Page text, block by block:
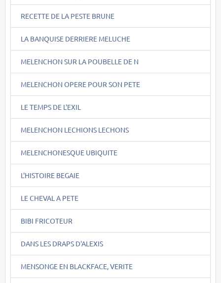
RECETTE DE LA PESTE BRUNE
LA BANQUISE DERRIERE MELUCHE
MELENCHON SUR LA POUBELLE DE N
MELENCHON OPERE POUR SON PETE
LE TEMPS DE L'EXIL
MELENCHON LECHIONS LECHONS
MELENCHONESQUE UBIQUITE
L'HISTOIRE BEGAIE
LE CHEVAL A PETE
BIBI FRICOTEUR
DANS LES DRAPS D'ALEXIS
MENSONGE EN BLACKFACE, VERITE